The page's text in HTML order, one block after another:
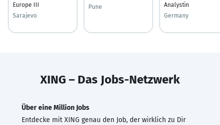
Europe III
Sarajevo
Pune
Analystin
Germany
XING – Das Jobs-Netzwerk
Über eine Million Jobs
Entdecke mit XING genau den Job, der wirklich zu Dir